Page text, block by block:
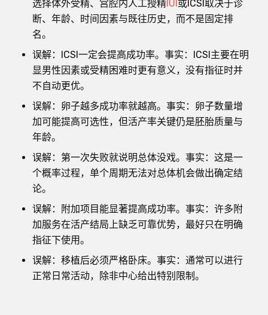
选择体外受精、宫腔内人工授精 IUI 或ICSI取决于诊
断、年龄、时间因素与既往历史，而不是固定排
名。
误解：ICSI一定会提高成功率。事实：ICSI主要在明
显男性因素或受精困难时更有意义，没有指征时并
不自动更优。
误解：卵子越多成功率就越高。事实：卵子数量增
加可能提高可选性，但活产率关键仍是胚胎质量与
年龄。
误解：第一次失败就说明总体没戏。事实：这是一
个概率过程，单个周期无法对总体机会做出确定结
论。
误解：附加项目能显著提高成功率。事实：许多附
加服务在活产结局上缺乏可靠优势，最好只在明确
指征下使用。
误解：移植后必须严格卧床。事实：通常可以进行
正常日常活动，除非中心给出特别限制。